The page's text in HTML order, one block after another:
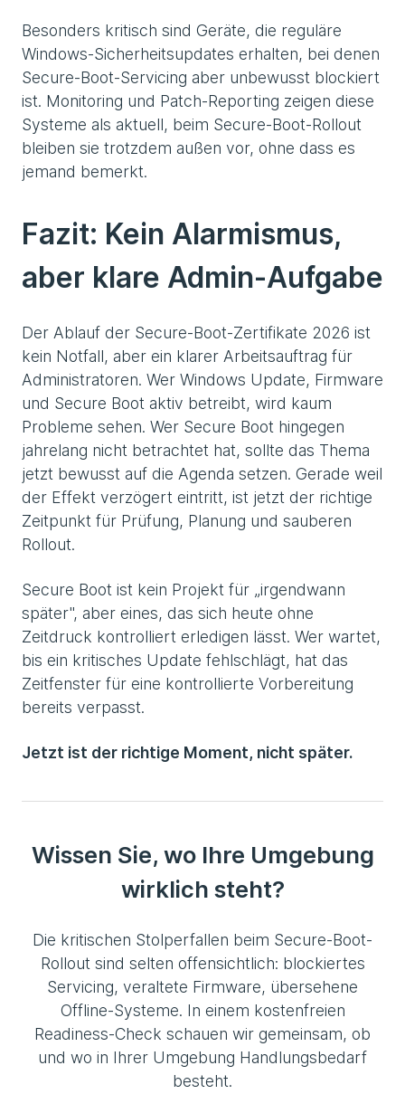
Besonders kritisch sind Geräte, die reguläre
Windows-Sicherheitsupdates erhalten, bei denen
Secure-Boot-Servicing aber unbewusst blockiert
ist. Monitoring und Patch-Reporting zeigen diese
Systeme als aktuell, beim Secure-Boot-Rollout
bleiben sie trotzdem außen vor, ohne dass es
jemand bemerkt.
Fazit: Kein Alarmismus,
aber klare Admin-Aufgabe
Der Ablauf der Secure-Boot-Zertifikate 2026 ist
kein Notfall, aber ein klarer Arbeitsauftrag für
Administratoren. Wer Windows Update, Firmware
und Secure Boot aktiv betreibt, wird kaum
Probleme sehen. Wer Secure Boot hingegen
jahrelang nicht betrachtet hat, sollte das Thema
jetzt bewusst auf die Agenda setzen. Gerade weil
der Effekt verzögert eintritt, ist jetzt der richtige
Zeitpunkt für Prüfung, Planung und sauberen
Rollout.
Secure Boot ist kein Projekt für „irgendwann
später", aber eines, das sich heute ohne
Zeitdruck kontrolliert erledigen lässt. Wer wartet,
bis ein kritisches Update fehlschlägt, hat das
Zeitfenster für eine kontrollierte Vorbereitung
bereits verpasst.
Jetzt ist der richtige Moment, nicht später.
Wissen Sie, wo Ihre Umgebung
wirklich steht?
Die kritischen Stolperfallen beim Secure-Boot-
Rollout sind selten offensichtlich: blockiertes
Servicing, veraltete Firmware, übersehene
Offline-Systeme. In einem kostenfreien
Readiness-Check schauen wir gemeinsam, ob
und wo in Ihrer Umgebung Handlungsbedarf
besteht.